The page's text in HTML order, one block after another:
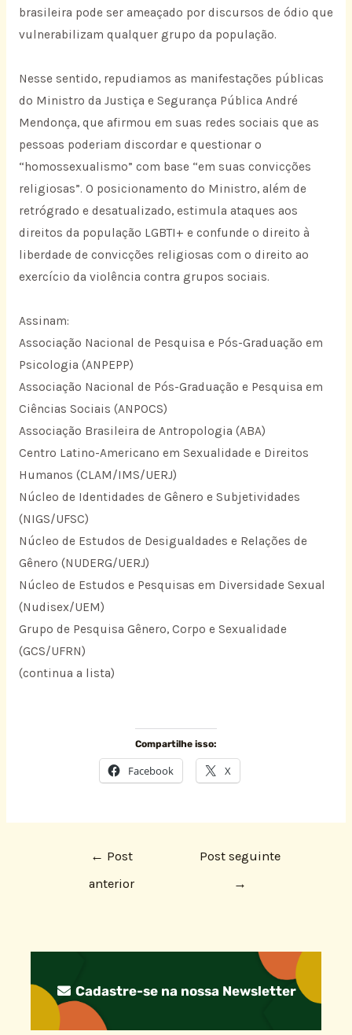
brasileira pode ser ameaçado por discursos de ódio que
vulnerabilizam qualquer grupo da população.
Nesse sentido, repudiamos as manifestações públicas
do Ministro da Justiça e Segurança Pública André
Mendonça, que afirmou em suas redes sociais que as
pessoas poderiam discordar e questionar o
“homossexualismo” com base “em suas convicções
religiosas”. O posicionamento do Ministro, além de
retrógrado e desatualizado, estimula ataques aos
direitos da população LGBTI+ e confunde o direito à
liberdade de convicções religiosas com o direito ao
exercício da violência contra grupos sociais.
Assinam:
Associação Nacional de Pesquisa e Pós-Graduação em
Psicologia (ANPEPP)
Associação Nacional de Pós-Graduação e Pesquisa em
Ciências Sociais (ANPOCS)
Associação Brasileira de Antropologia (ABA)
Centro Latino-Americano em Sexualidade e Direitos
Humanos (CLAM/IMS/UERJ)
Núcleo de Identidades de Gênero e Subjetividades
(NIGS/UFSC)
Núcleo de Estudos de Desigualdades e Relações de
Gênero (NUDERG/UERJ)
Núcleo de Estudos e Pesquisas em Diversidade Sexual
(Nudisex/UEM)
Grupo de Pesquisa Gênero, Corpo e Sexualidade
(GCS/UFRN)
(continua a lista)
Compartilhe isso:
Facebook X
← Post
anterior
Post seguinte
→
Cadastre-se na nossa Newsletter